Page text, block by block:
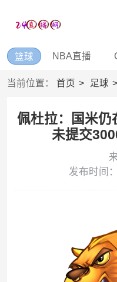
篮球 NBA直播
当前位置： 首页 足球
佩杜拉：国米仍
未提交
发布时间